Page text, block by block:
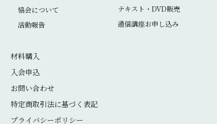
r
a
協会について
活動報告
テキスト・DVD販売
通信講座お申し込み
材料購入
入会申込
お問い合わせ
特定商取引法に基づく表記
プライバシーポリシー